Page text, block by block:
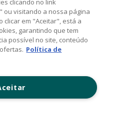
TI, com a missão de mantê-lo
do universo da tecnologia.
44201 Nobel Drive,
+1 954 308 0570
Contato: (11) 5525-7300
www.tdsynnex.com
clicando no link
ou visitando a nossa página
clicar em "Aceitar", está a
garantindo que tem
possível no site, conteúdo
Política de